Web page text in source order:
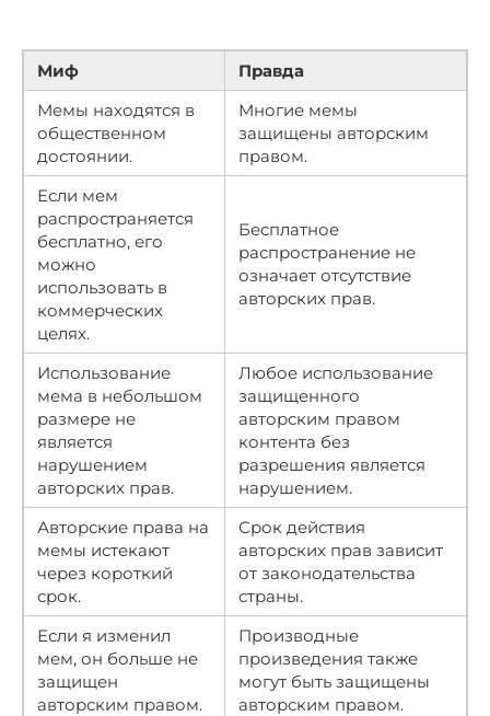
Миф
Правда
Мемы находятся в
общественном
достоянии.
Многие мемы
защищены авторским
правом.
Если мем
распространяется
бесплатно, его
можно
использовать в
коммерческих
целях.
Бесплатное
распространение не
означает отсутствие
авторских прав.
Использование
мема в небольшом
размере не
является
нарушением
авторских прав.
Любое использование
защищенного
авторским правом
контента без
разрешения является
нарушением.
Авторские права на
мемы истекают
через короткий
срок.
Срок действия
авторских прав зависит
от законодательства
страны.
Если я изменил
мем, он больше не
защищен
авторским правом.
Производные
произведения также
могут быть защищены
авторским правом.